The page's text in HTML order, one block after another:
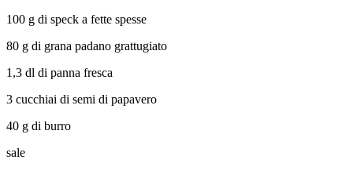
100 g di speck a fette spesse
80 g di grana padano grattugiato
1,3 dl di panna fresca
3 cucchiai di semi di papavero
40 g di burro
sale